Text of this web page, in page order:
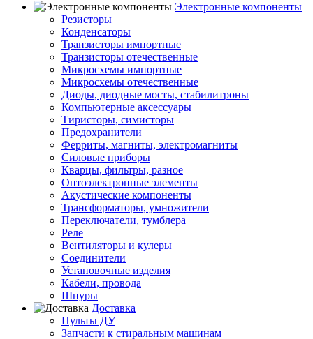
Электронные компоненты
Резисторы
Конденсаторы
Транзисторы импортные
Транзисторы отечественные
Микросхемы импортные
Микросхемы отечественные
Диоды, диодные мосты, стабилитроны
Компьютерные аксессуары
Тиристоры, симисторы
Предохранители
Ферриты, магниты, электромагниты
Силовые приборы
Кварцы, фильтры, разное
Оптоэлектронные элементы
Акустические компоненты
Трансформаторы, умножители
Переключатели, тумблера
Реле
Вентиляторы и кулеры
Соединители
Установочные изделия
Кабели, провода
Шнуры
Доставка
Пульты ДУ
Запчасти к стиральным машинам